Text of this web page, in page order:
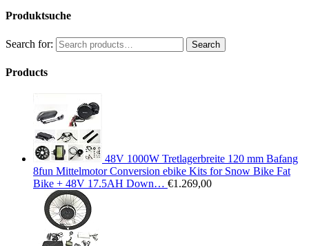
Produktsuche
Search for: Search
Products
48V 1000W Tretlagerbreite 120 mm Bafang
8fun Mittelmotor Conversion ebike Kits for Snow Bike Fat
Bike + 48V 17.5AH Down… €1.269,00